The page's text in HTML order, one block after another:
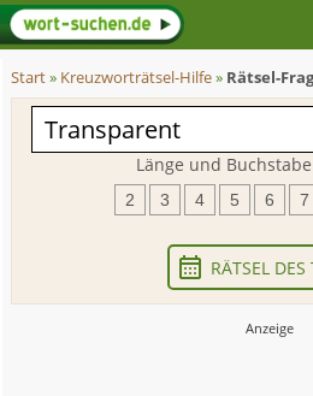
Start» Kreuzworträtsel-Hilfe» Rätsel-
Länge und
2 3 4 5 6 7
RÄTSEL DES